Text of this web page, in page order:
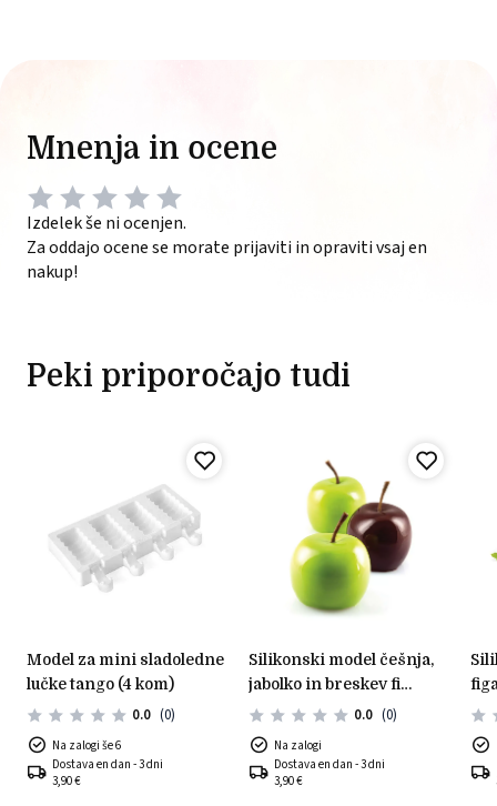
Mnenja in ocene
Izdelek še ni ocenjen.
Za oddajo ocene se morate prijaviti in opraviti vsaj en
nakup!
Peki priporočajo tudi
model za mini sladoledne
lučke tango (4 kom)
0.0 (0)
Na zalogi še 6
Dostava en dan - 3 dni
3,90 €
silikonski model češnja,
jabolko in breskev fi
60mm h 55mm0.0 (0)
Na zalogi
Dostava en dan - 3 dni
3,90 €
silikonski model hruška&